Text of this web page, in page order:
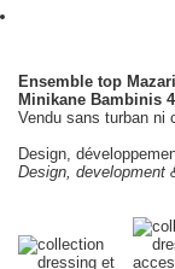
Ensemble top
Minikane Bambinis
Vendu sans turban ni
Design,
Design, development